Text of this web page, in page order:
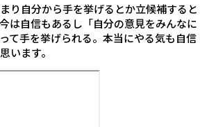
り自分から手を挙げるとか立候補すると
は自信もあるし「自分の意見をみんなに
て手を挙げられる。本当にやる気も自信
います。